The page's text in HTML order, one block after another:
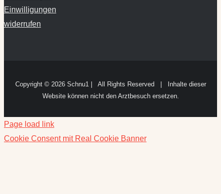
Einwilligungen
widerrufen
Copyright © 2026 Schnu1 | All Rights Reserved | Inhalte dieser
Website können nicht den Arztbesuch ersetzen.
Page load link
Cookie Consent mit Real Cookie Banner